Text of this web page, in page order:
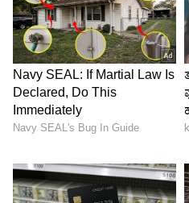
ದೂರಿನಲ್ಲಿ ಉಲ್ಲೇಖಿಸಲಾಗಿದೆ.
5
6